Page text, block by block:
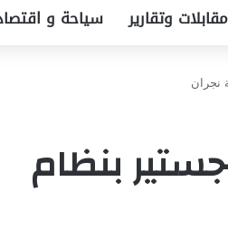
مقابلات وتقارير سياحة و
نجران
بنظام